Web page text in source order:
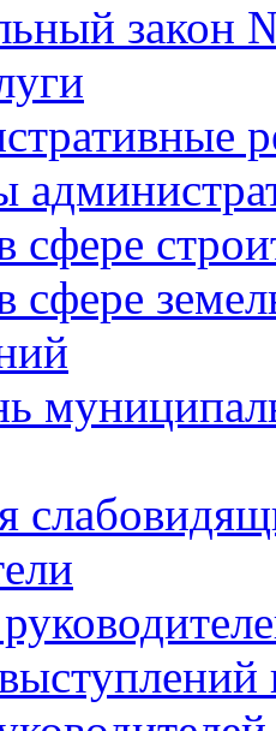
закон
сфере
сфере